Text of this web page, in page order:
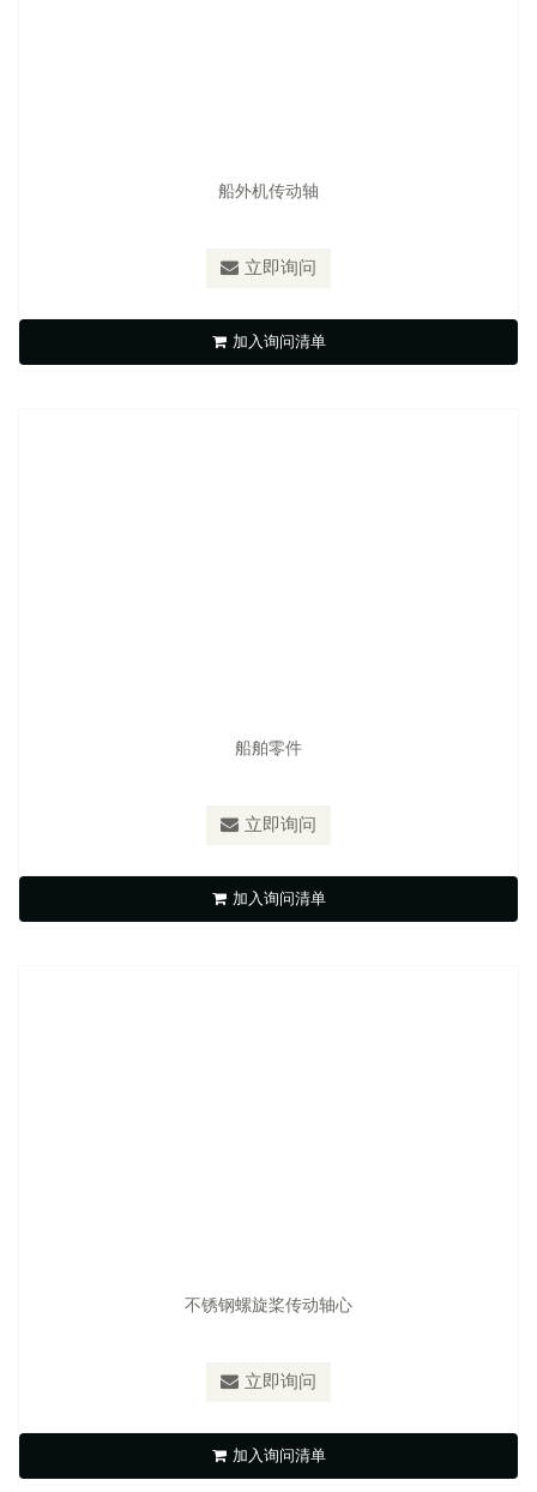
船外机传动轴
立即询问
加入询问清单
船舶零件
立即询问
加入询问清单
不锈钢螺旋桨传动轴心
立即询问
加入询问清单